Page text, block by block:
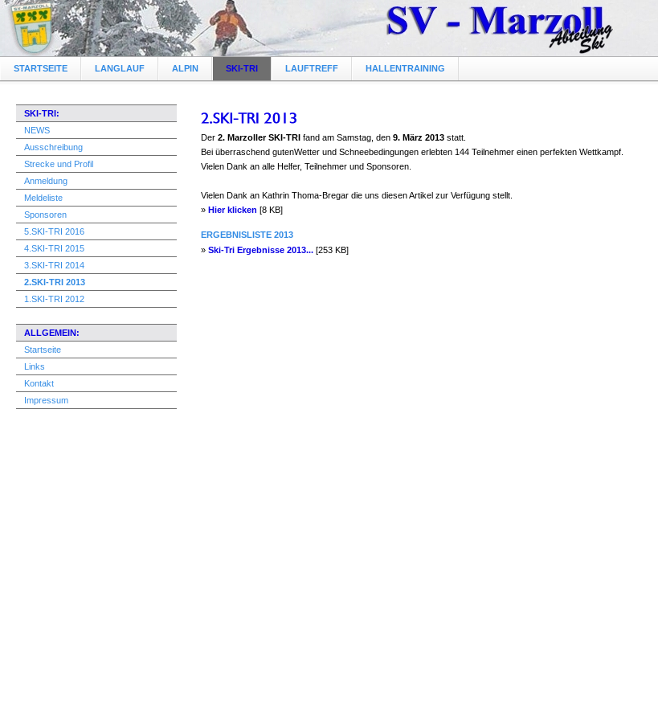
STARTSEITE LANGLAUF ALPIN SKI-TRI LAUFTREFF HALLENTRAINING
SKI-TRI:
NEWS
Ausschreibung
Strecke und Profil
Anmeldung
Meldeliste
Sponsoren
5.SKI-TRI 2016
4.SKI-TRI 2015
3.SKI-TRI 2014
2.SKI-TRI 2013
1.SKI-TRI 2012
ALLGEMEIN:
Startseite
Links
Kontakt
Impressum
Der 2. Marzoller SKI-TRI fand am Samstag, den 9. März 2013 statt.
Bei überraschend gutenWetter und Schneebedingungen erlebten 144 Teilnehmer einen perfekten Wettkampf.
Vielen Dank an alle Helfer, Teilnehmer und Sponsoren.
Vielen Dank an Kathrin Thoma-Bregar die uns diesen Artikel zur Verfügung stellt.
» Hier klicken [8 KB]
ERGEBNISLISTE 2013
» Ski-Tri Ergebnisse 2013... [253 KB]